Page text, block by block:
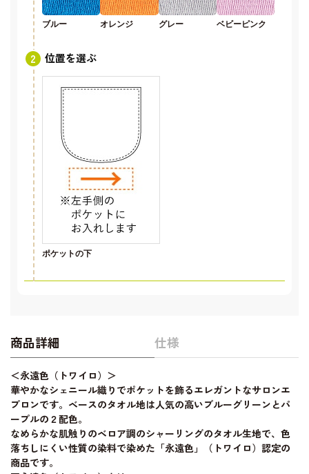
ブルー オレンジ グレー ベビーピンク
位置を選ぶ
ポケットの下
商品詳細 仕様
＜永遠色（トワイロ）＞
華やかなシェニール織りでポケットを飾るエレガントなサロンエ
プロンです。ベースのタオル地は人気の高いブルーグリーンとパ
ープルの２配色。
なめらかな肌触りのベロア調のシャーリングのタオル生地で、色
落ちしにくい性質の染料で染めた「永遠色」（トワイロ）認定の
商品です。